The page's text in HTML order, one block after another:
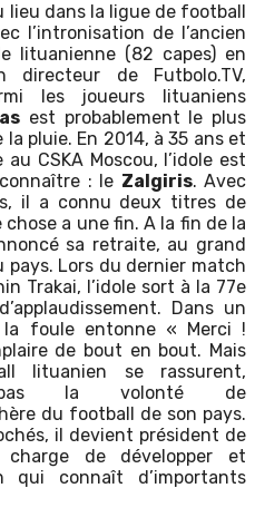
dans la ligue de football
l’intronisation de l’ancien
lituanienne (82 capes) en
directeur de Futbolo.TV,
les joueurs lituaniens
est probablement le plus
pluie. En 2014, à 35 ans et
CSKA Moscou, l’idole est
: le Zalgiris. Avec
il a connu deux titres de
a une fin. A la fin de la
sa retraite, au grand
Lors du dernier match
Trakai, l’idole sort à la 77e
Dans un
la foule entonne « Merci !
de bout en bout. Mais
lituanien se rassurent,
la volonté de
du football de son pays.
il devient président de
de développer et
qui connaît d’importants